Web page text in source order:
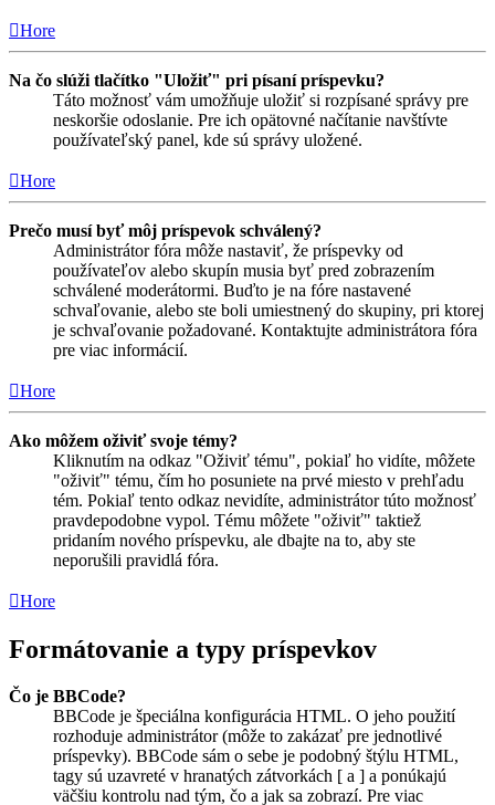
Hore
Na čo slúži tlačítko "Uložiť" pri písaní príspevku?
Táto možnosť vám umožňuje uložiť si rozpísané správy pre
neskoršie odoslanie. Pre ich opätovné načítanie navštívte
používateľský panel, kde sú správy uložené.
Hore
Prečo musí byť môj príspevok schválený?
Administrátor fóra môže nastaviť, že príspevky od
používateľov alebo skupín musia byť pred zobrazením
schválené moderátormi. Buďto je na fóre nastavené
schvaľovanie, alebo ste boli umiestnený do skupiny, pri ktorej
je schvaľovanie požadované. Kontaktujte administrátora fóra
pre viac informácií.
Hore
Ako môžem oživiť svoje témy?
Kliknutím na odkaz "Oživiť tému", pokiaľ ho vidíte, môžete
"oživiť" tému, čím ho posuniete na prvé miesto v prehľadu
tém. Pokiaľ tento odkaz nevidíte, administrátor túto možnosť
pravdepodobne vypol. Tému môžete "oživiť" taktiež
pridaním nového príspevku, ale dbajte na to, aby ste
neporušili pravidlá fóra.
Hore
Formátovanie a typy príspevkov
Čo je BBCode?
BBCode je špeciálna konfigurácia HTML. O jeho použití
rozhoduje administrátor (môže to zakázať pre jednotlivé
príspevky). BBCode sám o sebe je podobný štýlu HTML,
tagy sú uzavreté v hranatých zátvorkách [ a ] a ponúkajú
väčšiu kontrolu nad tým, čo a jak sa zobrazí. Pre viac